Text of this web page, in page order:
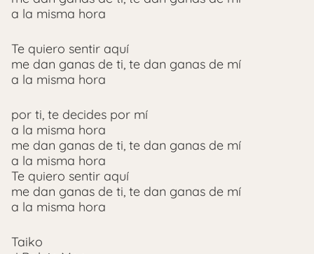
a la misma hora
Te quiero sentir aquí
me dan ganas de ti, te dan ganas de mí
a la misma hora
por ti, te decides por mí
a la misma hora
me dan ganas de ti, te dan ganas de mí
a la misma hora
Te quiero sentir aquí
me dan ganas de ti, te dan ganas de mí
a la misma hora
Taiko